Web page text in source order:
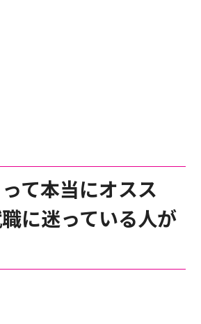
て本当にオスス
に迷っている人が